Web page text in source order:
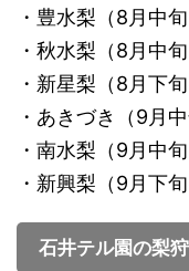
・豊水梨（8月中旬
・秋水梨（8月中旬
・新星梨（8月下旬
・あきづき（9月中
・南水梨（9月中旬
・新興梨（9月下旬
石井テル園の梨